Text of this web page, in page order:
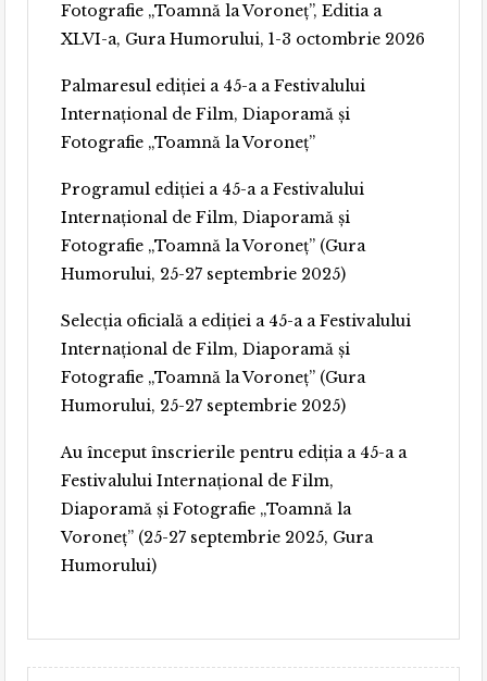
Fotografie „Toamnă la Voroneț”, Editia a
XLVI-a, Gura Humorului, 1-3 octombrie 2026
Palmaresul ediției a 45-a a Festivalului
Internațional de Film, Diaporamă și
Fotografie „Toamnă la Voroneț”
Programul ediției a 45-a a Festivalului
Internațional de Film, Diaporamă și
Fotografie „Toamnă la Voroneț” (Gura
Humorului, 25-27 septembrie 2025)
Selecția oficială a ediției a 45-a a Festivalului
Internațional de Film, Diaporamă și
Fotografie „Toamnă la Voroneț” (Gura
Humorului, 25-27 septembrie 2025)
Au început înscrierile pentru ediția a 45-a a
Festivalului Internațional de Film,
Diaporamă și Fotografie „Toamnă la
Voroneț” (25-27 septembrie 2025, Gura
Humorului)